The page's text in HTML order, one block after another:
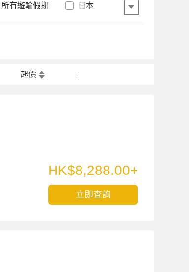
所有遊輪假期 日本
起價
HK$8,288.00+
立即查詢